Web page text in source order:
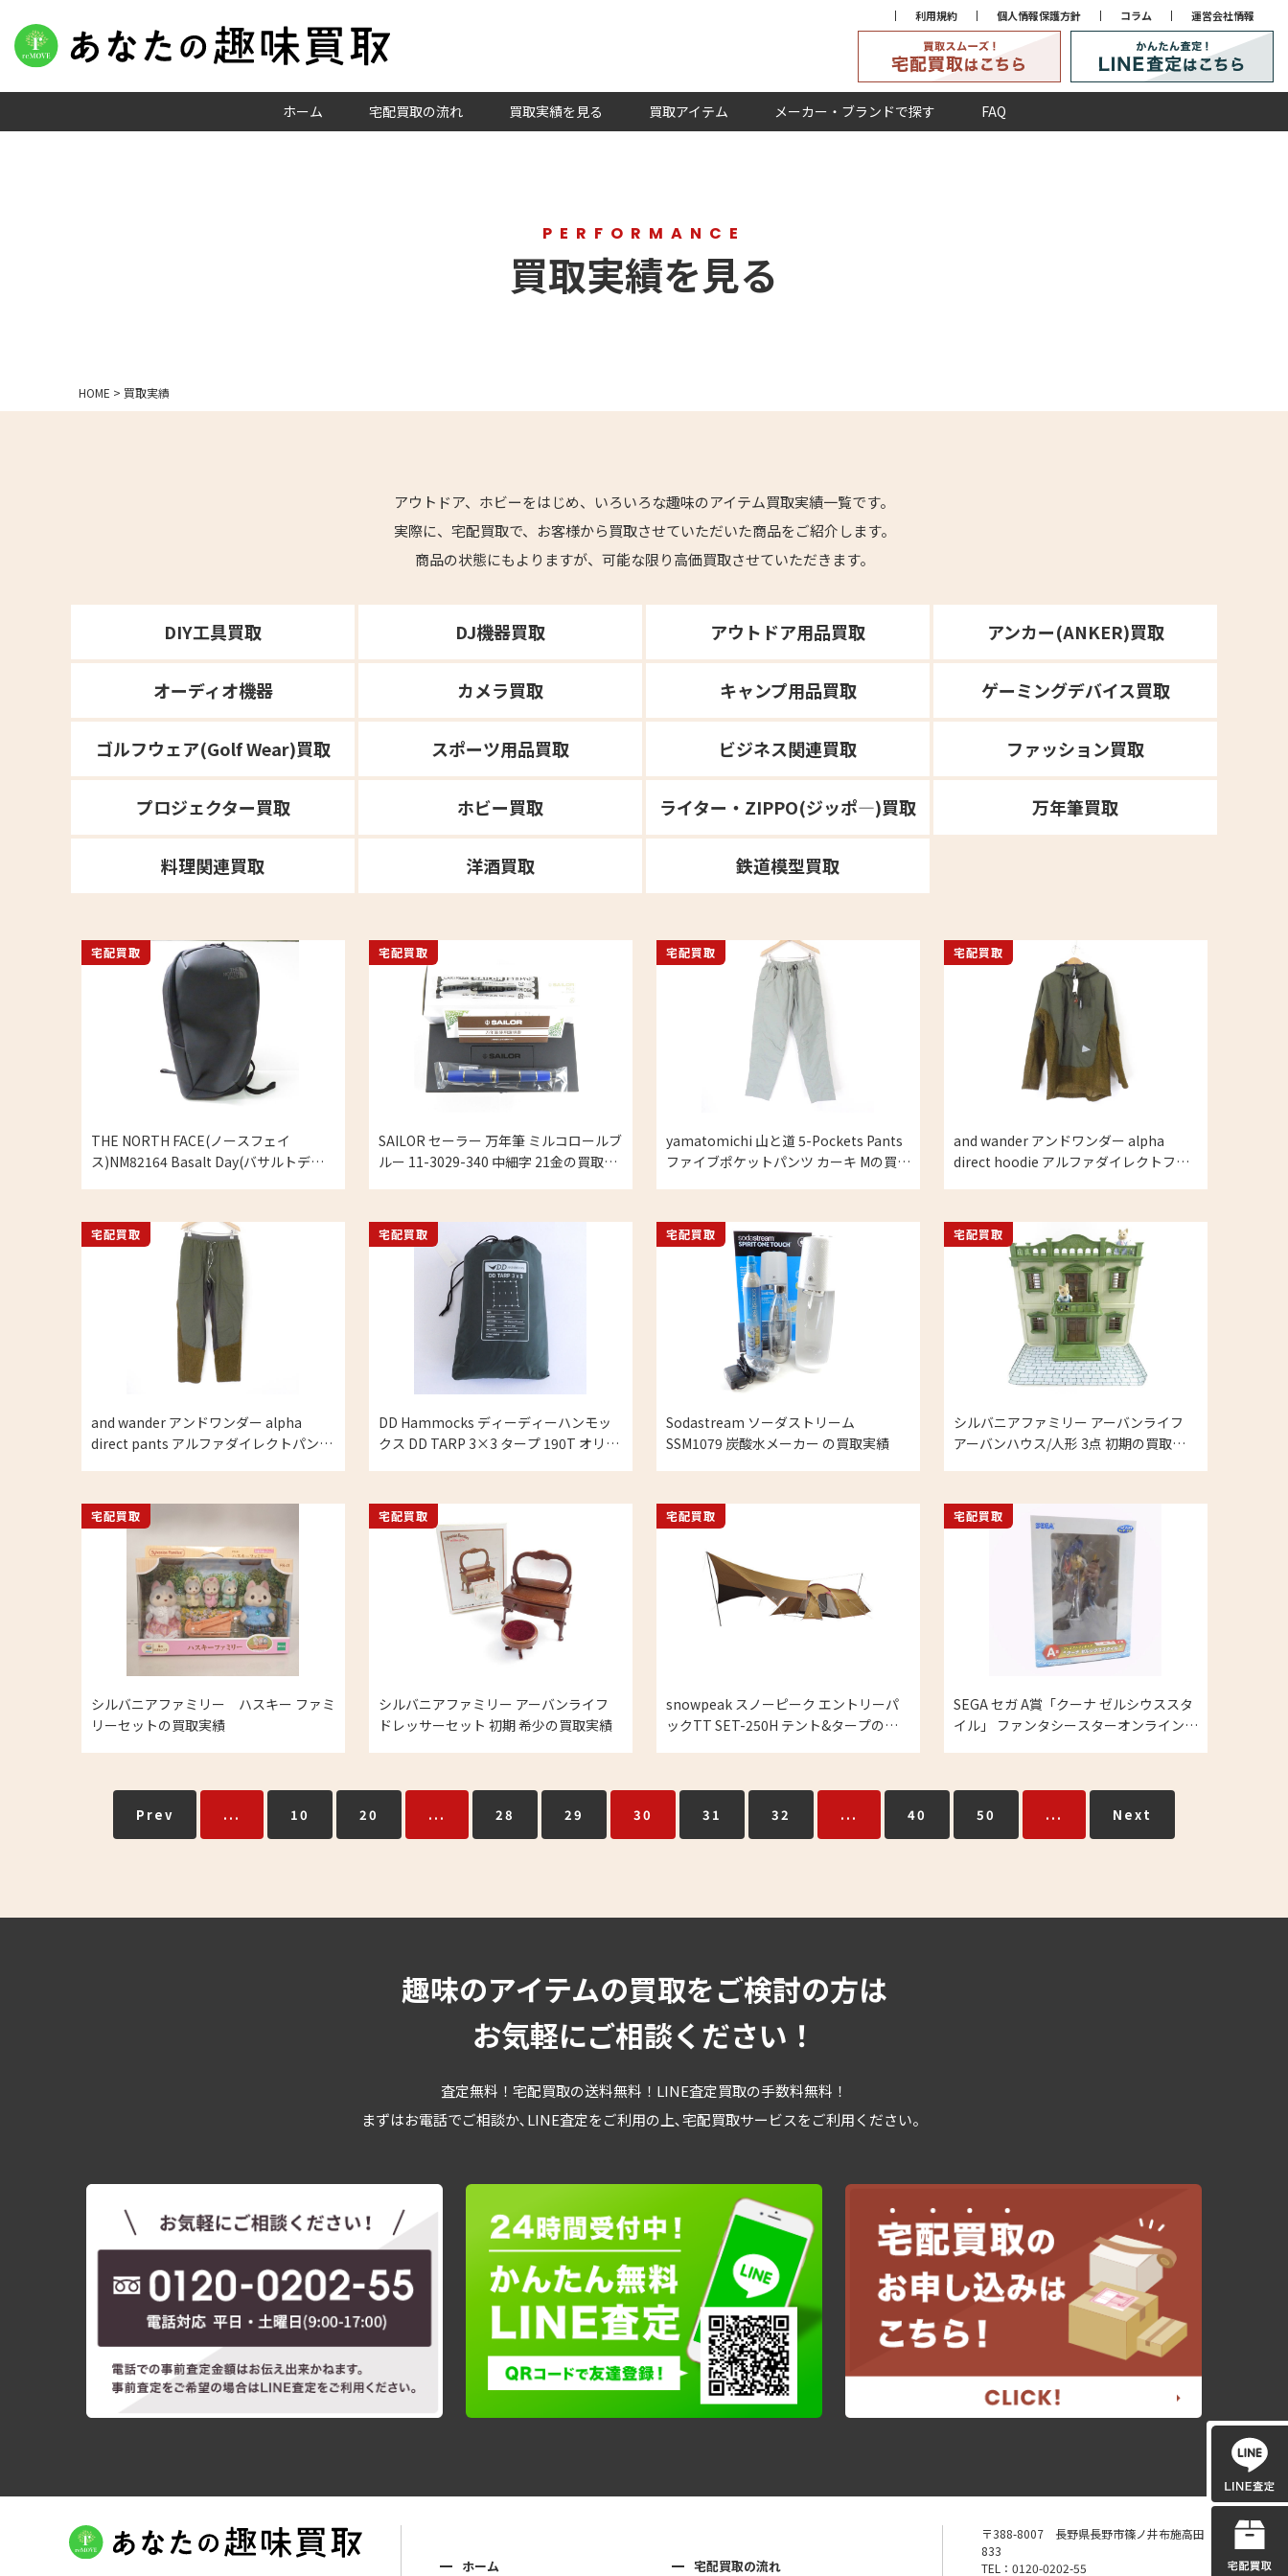
利用規約 個人情報保護方針 コラム 運営会社情報
ホーム 宅配買取の流れ 買取実績を見る 買取アイテム メーカー・ブランドで探す FAQ
PERFORMANCE
買取実績を見る
HOME > 買取実績
アウトドア、ホビーをはじめ、いろいろな趣味のアイテム買取実績一覧です。
実際に、宅配買取で、お客様から買取させていただいた商品をご紹介します。
商品の状態にもよりますが、可能な限り高価買取させていただきます。
DIY工具買取 DJ機器買取 アウトドア用品買取 アンカー(ANKER)買取
オーディオ機器 カメラ買取 キャンプ用品買取 ゲーミングデバイス買取
ゴルフウェア(Golf Wear)買取 スポーツ用品買取 ビジネス関連買取 ファッション買取
プロジェクター買取 ホビー買取 ライター・ZIPPO(ジッポ―)買取 万年筆買取
料理関連買取 洋酒買取 鉄道模型買取
THE NORTH FACE(ノースフェイ
ス)NM82164 Basalt Day(バサルトデイ)
宅配買取
SAILOR セーラー 万年筆 ミルコロールブ
ルー 11-3029-340 中細字 21金の買取実
宅配買取
yamatomichi 山と道 5-Pockets Pants
ファイブポケットパンツ カーキ Mの買取
宅配買取
and wander アンドワンダー alpha
direct hoodie アルファダイレクトフー
宅配買取
and wander アンドワンダー alpha
direct pants アルファダイレクトパンツ
宅配買取
DD Hammocks ディーディーハンモッ
クス DD TARP 3×3 タープ 190T オリー
宅配買取
Sodastream ソーダストリーム
SSM1079 炭酸水メーカー の買取実績
宅配買取
シルバニアファミリー アーバンライフ
アーバンハウス/人形 3点 初期の買取実
宅配買取
シルバニアファミリー ハスキー ファミ
リーセットの買取実績
宅配買取
シルバニアファミリー アーバンライフ
ドレッサーセット 初期 希少の買取実績
宅配買取
snowpeak スノーピーク エントリーパ
ックTT SET-250H テント&タープの買
宅配買取
SEGA セガ A賞「クーナ ゼルシウススタ
イル」 ファンタシースターオンライン2
宅配買取
Prev ... 10 20 ... 28 29 30 31 32 ... 40 50 ... Next
趣味のアイテムの買取をご検討の方は
お気軽にご相談ください！
査定無料！宅配買取の送料無料！LINE査定買取の手数料無料！
まずはお電話でご相談か､LINE査定をご利用の上､宅配買取サービスをご利用ください。
ホーム 宅配買取の流れ
〒388-8007 長野県長野市篠ノ井布施高田
833
TEL：0120-0202-55